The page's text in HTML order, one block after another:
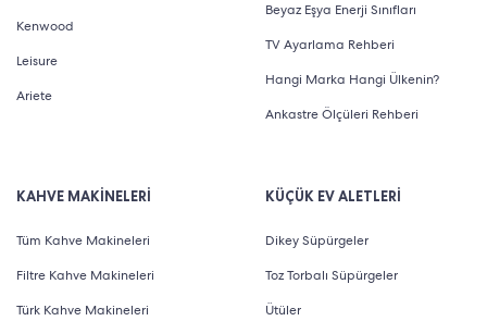
Kenwood
Leisure
Ariete
Beyaz Eşya Enerji Sınıfları
TV Ayarlama Rehberi
Hangi Marka Hangi Ülkenin?
Ankastre Ölçüleri Rehberi
KAHVE MAKİNELERİ
Tüm Kahve Makineleri
Filtre Kahve Makineleri
Türk Kahve Makineleri
KÜÇÜK EV ALETLERİ
Dikey Süpürgeler
Toz Torbalı Süpürgeler
Ütüler